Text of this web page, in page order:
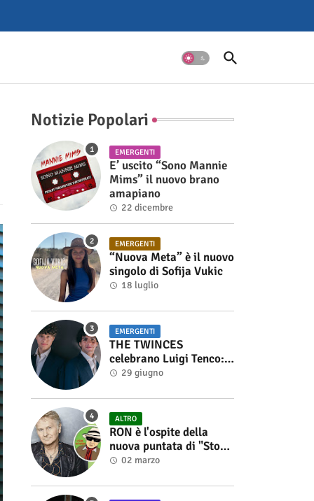
Notizie Popolari
EMERGENTI
E’ uscito “Sono Mannie
Mims” il nuovo brano
amapiano
22 dicembre
EMERGENTI
“Nuova Meta” è il nuovo
singolo di Sofija Vukic
18 luglio
EMERGENTI
THE TWINCES
celebrano Luigi Tenco:
fuori singolo e video di
29 giugno
ALTRO
RON è l'ospite della
nuova puntata di "Storie
di Musica", in onda sul
Alberto Salerno
02 marzo